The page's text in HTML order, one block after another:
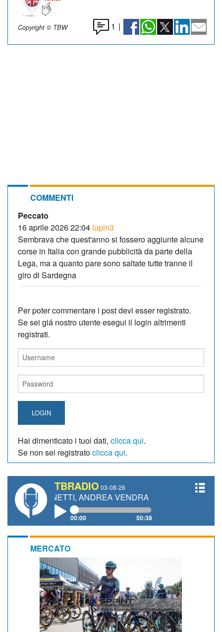
Copyright © TBW 1 |
COMMENTI
Peccato
16 aprile 2026 22:04 lupin3
Sembrava che quest'anno si fossero aggiunte alcune
corse in Italia con grande pubblicità da parte della
Lega, ma a quanto pare sono saltate tutte tranne il
giro di Sardegna
Per poter commentare i post devi esser registrato.
Se sei giá nostro utente esegui il login altrimenti
registrati.
LOGIN
Hai dimenticato i tuoi dati, clicca qui.
Se non sei registratoclicca qui.
TBRADIO 03-08-26
ANDREA VENDRAME, FILIPPO FIORELLI
00:00 50:38
MERCATO